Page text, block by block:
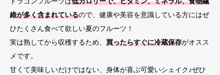
維が多く含まれているので、健康や美容を意識している方にはぜ
ひたくさん食べて欲しい夏のフルーツ！
実は熟してから収穫するため、 買ったらすぐに冷蔵保存がオスス
メです。
甘くて美味しいだけではない、身体が喜ぶ可愛いシェイク♪ぜひ